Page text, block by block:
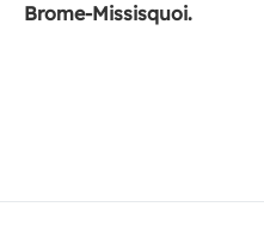
Brome-Missisquoi.